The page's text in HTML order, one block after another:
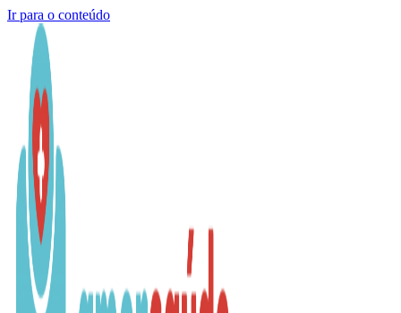
Ir para o conteúdo